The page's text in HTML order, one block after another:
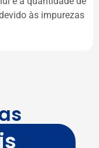
às impurezas